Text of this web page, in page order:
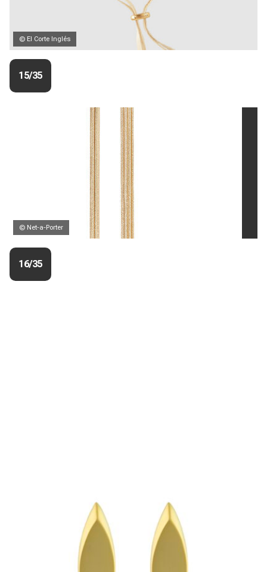
© El Corte Inglés
15/35
© Net-a-Porter
16/35